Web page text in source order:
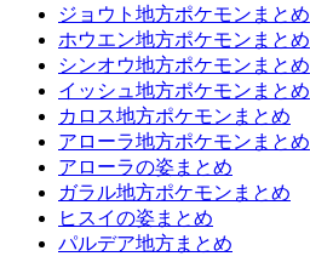
ジョウト地方ポケモンまとめ
ホウエン地方ポケモンまとめ
シンオウ地方ポケモンまとめ
イッシュ地方ポケモンまとめ
カロス地方ポケモンまとめ
アローラ地方ポケモンまとめ
アローラの姿まとめ
ガラル地方ポケモンまとめ
ヒスイの姿まとめ
パルデア地方まとめ